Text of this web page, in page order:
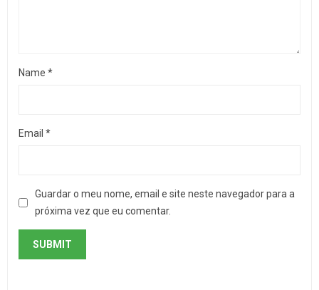
Name *
Email *
Guardar o meu nome, email e site neste navegador para a
próxima vez que eu comentar.